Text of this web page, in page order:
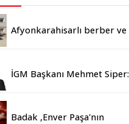
Afyonkarahisarlı berber ve
ziyaret
İGM Başkanı Mehmet Siper:
azaltıyoruz."
Badak ,Enver Paşa'nın